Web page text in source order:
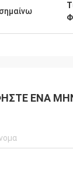
ΈΝΑ